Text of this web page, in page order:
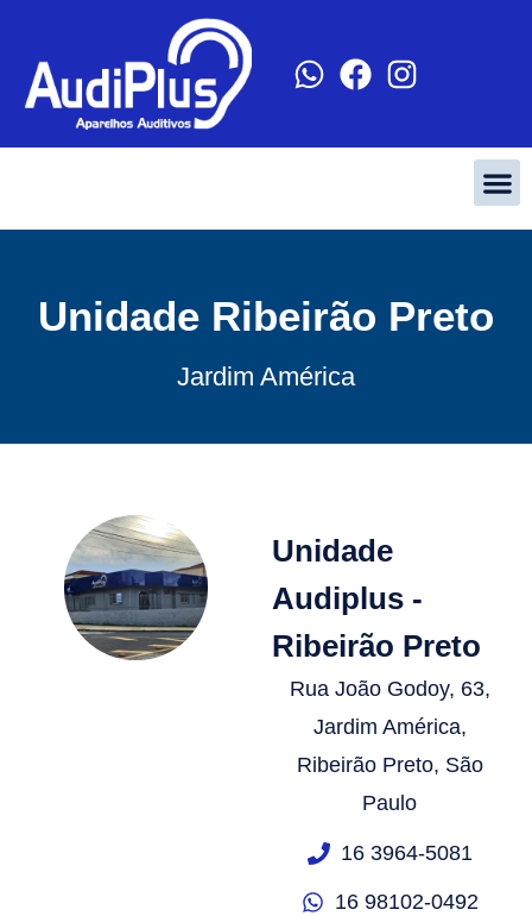
Unidade Ribeirão Preto
Jardim América
Unidade
Audiplus -
Ribeirão Preto
Rua João Godoy, 63,
Jardim América,
Ribeirão Preto, São
Paulo
16 3964-5081
16 98102-0492